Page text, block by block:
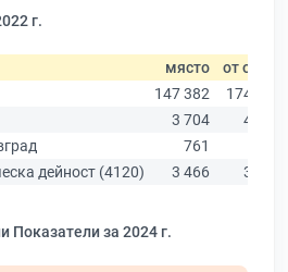
г.
място
от общо
147 382
174 403
3 704
4 585
761
дейност (4120)
3 466 3 927
Показатели за 2024 г.